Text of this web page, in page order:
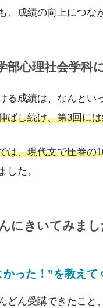
、成績の向上につな
部心理社会学科
る成績は、なんとい
ばし続け、第3回に
は、現代文で圧巻の
した。
にきいてみまし
った！”を教えて
どん受講できたこ